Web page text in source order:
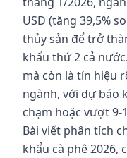
USD (tăng 39,5%
thủy sản để trở
khẩu thứ 2 cả
mà còn là tín hiệu
ngành, với dự báo
chạm hoặc vượt 9-
Bài viết phân tích
khẩu cà phê 2026,